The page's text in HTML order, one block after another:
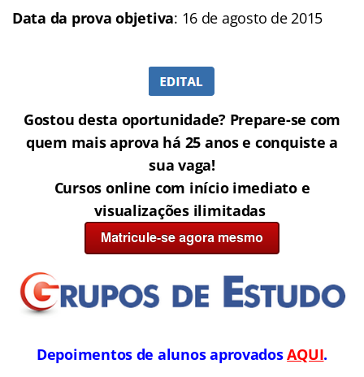
Data da prova objetiva: 16 de agosto de 2015
Gostou desta oportunidade? Prepare-se com
quem mais aprova há 25 anos e conquiste a
sua vaga!
Cursos online com início imediato e
visualizações ilimitadas
Depoimentos de alunos aprovadosAQUI.